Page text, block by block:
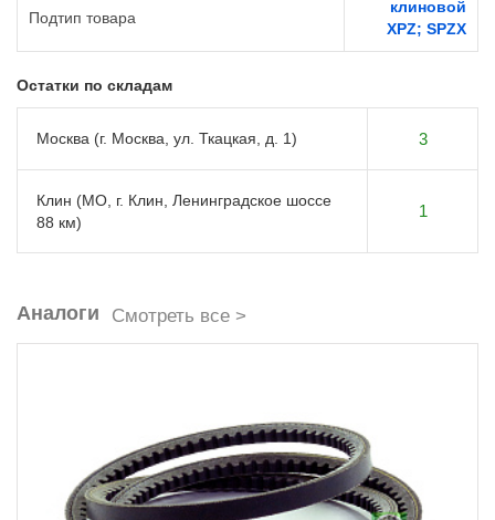
Подтип товара
клиновой
XPZ; SPZX
Остатки по складам
Москва (г. Москва, ул. Ткацкая, д. 1) 3
Клин (МО, г. Клин, Ленинградское шоссе
88 км)
1
Аналоги Смотреть все >